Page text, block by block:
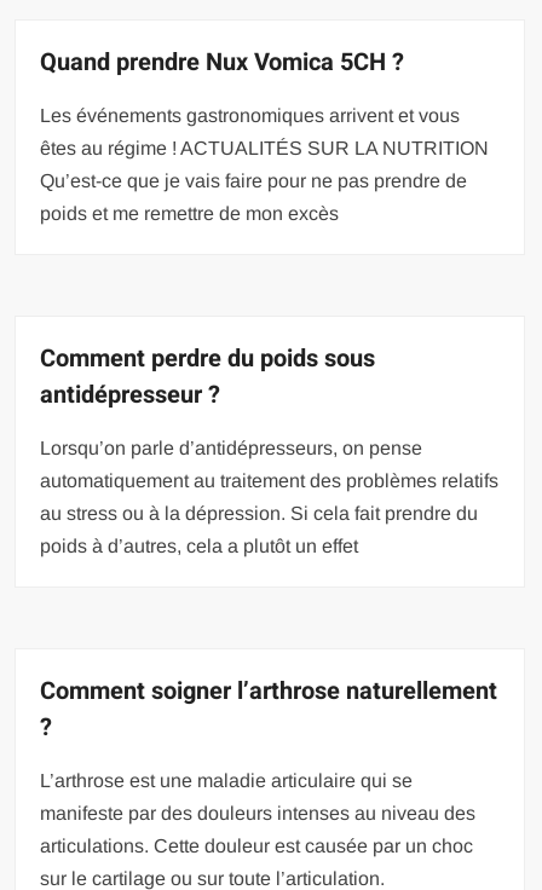
Quand prendre Nux Vomica 5CH ?
Les événements gastronomiques arrivent et vous
êtes au régime ! ACTUALITÉS SUR LA NUTRITION
Qu’est-ce que je vais faire pour ne pas prendre de
poids et me remettre de mon excès
Comment perdre du poids sous
antidépresseur ?
Lorsqu’on parle d’antidépresseurs, on pense
automatiquement au traitement des problèmes relatifs
au stress ou à la dépression. Si cela fait prendre du
poids à d’autres, cela a plutôt un effet
Comment soigner l’arthrose naturellement
?
L’arthrose est une maladie articulaire qui se
manifeste par des douleurs intenses au niveau des
articulations. Cette douleur est causée par un choc
sur le cartilage ou sur toute l’articulation.